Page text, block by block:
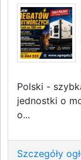
Polski -
jednostki o
o...
Szczegóły